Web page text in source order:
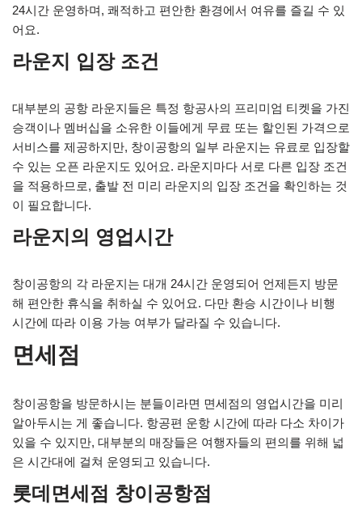
24시간 운영하며, 쾌적하고 편안한 환경에서 여유를 즐길 수 있
어요.
라운지 입장 조건
대부분의 공항 라운지들은 특정 항공사의 프리미엄 티켓을 가진
승객이나 멤버십을 소유한 이들에게 무료 또는 할인된 가격으로
서비스를 제공하지만, 창이공항의 일부 라운지는 유료로 입장할
수 있는 오픈 라운지도 있어요. 라운지마다 서로 다른 입장 조건
을 적용하므로, 출발 전 미리 라운지의 입장 조건을 확인하는 것
이 필요합니다.
라운지의 영업시간
창이공항의 각 라운지는 대개 24시간 운영되어 언제든지 방문
해 편안한 휴식을 취하실 수 있어요. 다만 환승 시간이나 비행
시간에 따라 이용 가능 여부가 달라질 수 있습니다.
면세점
창이공항을 방문하시는 분들이라면 면세점의 영업시간을 미리
알아두시는 게 좋습니다. 항공편 운항 시간에 따라 다소 차이가
있을 수 있지만, 대부분의 매장들은 여행자들의 편의를 위해 넓
은 시간대에 걸쳐 운영되고 있습니다.
롯데면세점 창이공항점